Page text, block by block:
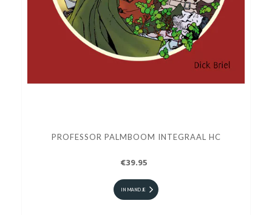
PROFESSOR PALMBOOM INTEGRAAL HC
€39.95
IN MANDJE